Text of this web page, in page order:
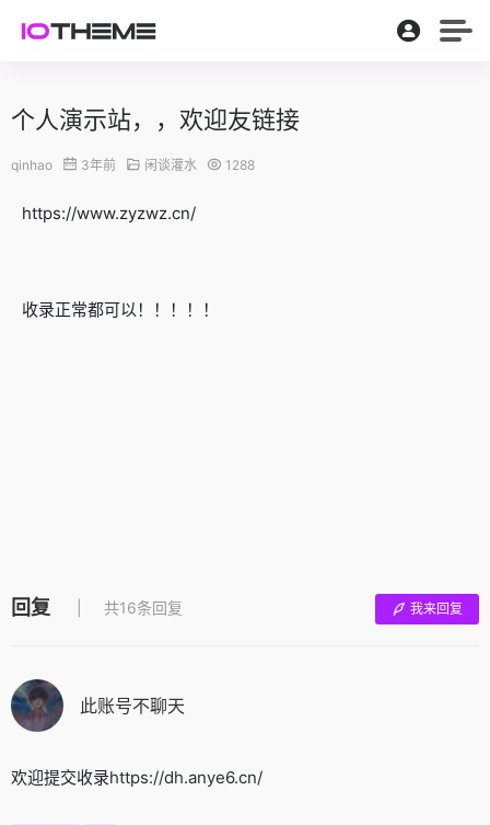
个人演示站，，欢迎友链接
qinhao 3年前 闲谈灌水 1288
https://www.zyzwz.cn/
收录正常都可以！！！！！
回复 共16条回复 我来回复
此账号不聊天
欢迎提交收录https://dh.anye6.cn/